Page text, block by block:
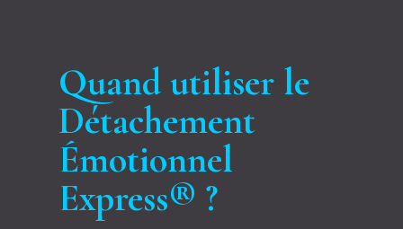
Quand utiliser le
Détachement
Émotionnel
Express® ?